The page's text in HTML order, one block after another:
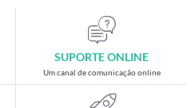
SUPORTE ONLINE
Um canal de comunicação online